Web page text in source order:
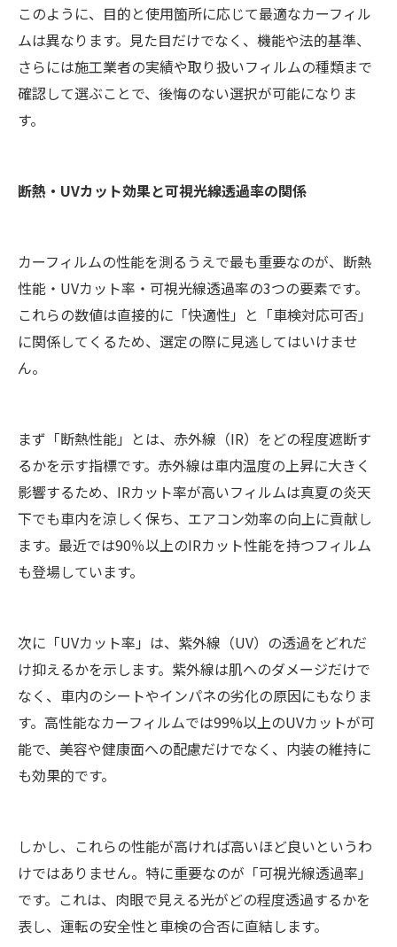
このように、目的と使用箇所に応じて最適なカーフィル
ムは異なります。見た目だけでなく、機能や法的基準、
さらには施工業者の実績や取り扱いフィルムの種類まで
確認して選ぶことで、後悔のない選択が可能になりま
す。
断熱・UVカット効果と可視光線透過率の関係
カーフィルムの性能を測るうえで最も重要なのが、断熱
性能・UVカット率・可視光線透過率の3つの要素です。
これらの数値は直接的に「快適性」と「車検対応可否」
に関係してくるため、選定の際に見逃してはいけませ
ん。
まず「断熱性能」とは、赤外線（IR）をどの程度遮断す
るかを示す指標です。赤外線は車内温度の上昇に大きく
影響するため、IRカット率が高いフィルムは真夏の炎天
下でも車内を涼しく保ち、エアコン効率の向上に貢献し
ます。最近では90％以上のIRカット性能を持つフィルム
も登場しています。
次に「UVカット率」は、紫外線（UV）の透過をどれだ
け抑えるかを示します。紫外線は肌へのダメージだけで
なく、車内のシートやインパネの劣化の原因にもなりま
す。高性能なカーフィルムでは99%以上のUVカットが可
能で、美容や健康面への配慮だけでなく、内装の維持に
も効果的です。
しかし、これらの性能が高ければ高いほど良いというわ
けではありません。特に重要なのが「可視光線透過率」
です。これは、肉眼で見える光がどの程度透過するかを
表し、運転の安全性と車検の合否に直結します。